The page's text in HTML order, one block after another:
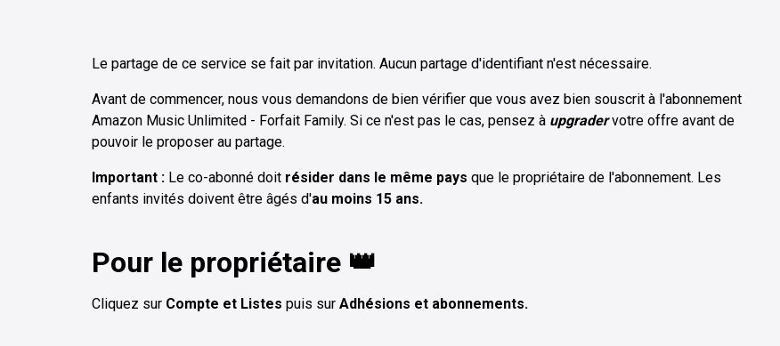
Le partage de ce service se fait par invitation. Aucun partage d'identifiant n'est nécessaire.
Avant de commencer, nous vous demandons de bien vérifier que vous avez bien souscrit à l'abonnement
Amazon Music Unlimited - Forfait Family. Si ce n'est pas le cas, pensez à upgradervotre offre avant de
pouvoir le proposer au partage.
Important : Le co-abonné doit résider dans le même pays que le propriétaire de l'abonnement. Les
enfants invités doivent être âgés d'au moins 15 ans.
Pour le propriétaire 👑
Cliquez sur Compte et Listes puis sur Adhésions et abonnements.